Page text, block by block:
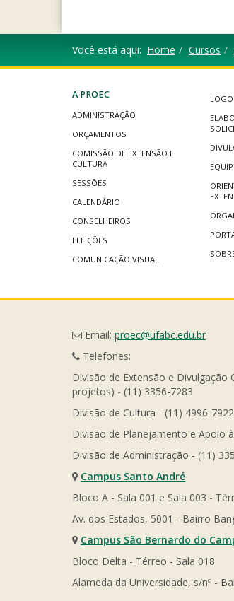
Você está aqui: Home Cursos
A PROEC
ADMINISTRAÇÃO
ORÇAMENTOS
COMISSÃO DE EXTENSÃO E
CULTURA
SESSÕES
CALENDÁRIO
CONSELHEIROS
ELEIÇÕES
COMUNICAÇÃO VISUAL
Email: proec@ufabc.edu.br
Telefones:
Divisão de Extensão e Divulgação
projetos) - (11) 3356-7283
Divisão de Cultura - (11) 4996-7922
Divisão de Planejamento e Apoio
Divisão de Administração - (11)
Campus Santo André
Bloco A - Sala 001 e Sala 003 -
Av. dos Estados, 5001 - Bairro
Campus São Bernardo do
Bloco Delta - Térreo - Sala 018
Alameda da Universidade, s/nº -